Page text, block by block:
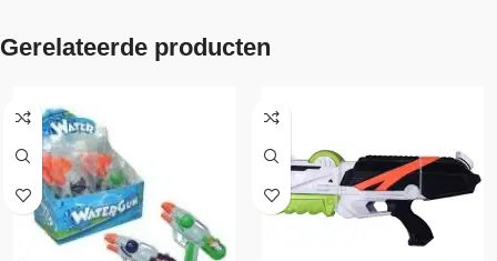
Gerelateerde producten